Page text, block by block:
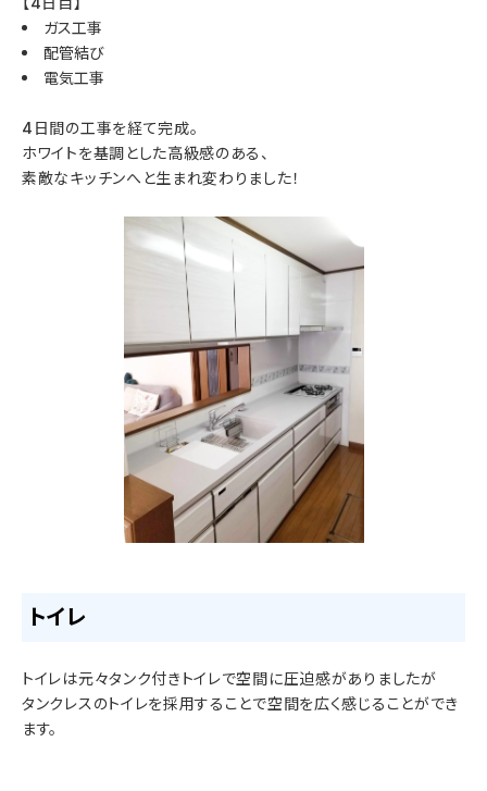
ガス工事
配管結び
電気工事
4日間の工事を経て完成。
ホワイトを基調とした高級感のある、
素敵なキッチンへと生まれ変わりました！
トイレ
トイレは元々タンク付きトイレで空間に圧迫感がありましたが
タンクレスのトイレを採用することで空間を広く感じることができ
ます。